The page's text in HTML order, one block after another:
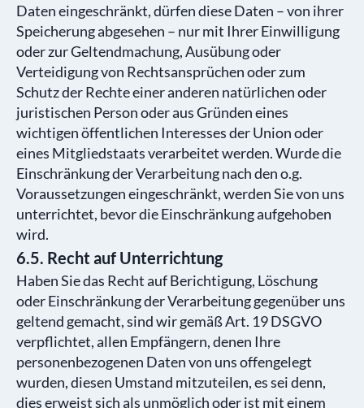
Daten eingeschränkt, dürfen diese Daten – von ihrer
Speicherung abgesehen – nur mit Ihrer Einwilligung
oder zur Geltendmachung, Ausübung oder
Verteidigung von Rechtsansprüchen oder zum
Schutz der Rechte einer anderen natürlichen oder
juristischen Person oder aus Gründen eines
wichtigen öffentlichen Interesses der Union oder
eines Mitgliedstaats verarbeitet werden. Wurde die
Einschränkung der Verarbeitung nach den o.g.
Voraussetzungen eingeschränkt, werden Sie von uns
unterrichtet, bevor die Einschränkung aufgehoben
wird.
6.5. Recht auf Unterrichtung
Haben Sie das Recht auf Berichtigung, Löschung
oder Einschränkung der Verarbeitung gegenüber uns
geltend gemacht, sind wir gemäß Art. 19 DSGVO
verpflichtet, allen Empfängern, denen Ihre
personenbezogenen Daten von uns offengelegt
wurden, diesen Umstand mitzuteilen, es sei denn,
dies erweist sich als unmöglich oder ist mit einem